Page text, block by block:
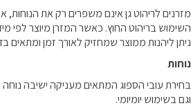
מזרנים לריהוט גן אינם משפרים רק את הנוחות,
השימוש בריהוט החוץ. כאשר המזרן מיוצר לפי
ניתן ליהנות ממוצר שמחזיק לאורך זמן ומתאים
נוחות
בחירת עובי הספוג המתאים מעניקה ישיבה נוחה
וגם בשימוש יומיומי.